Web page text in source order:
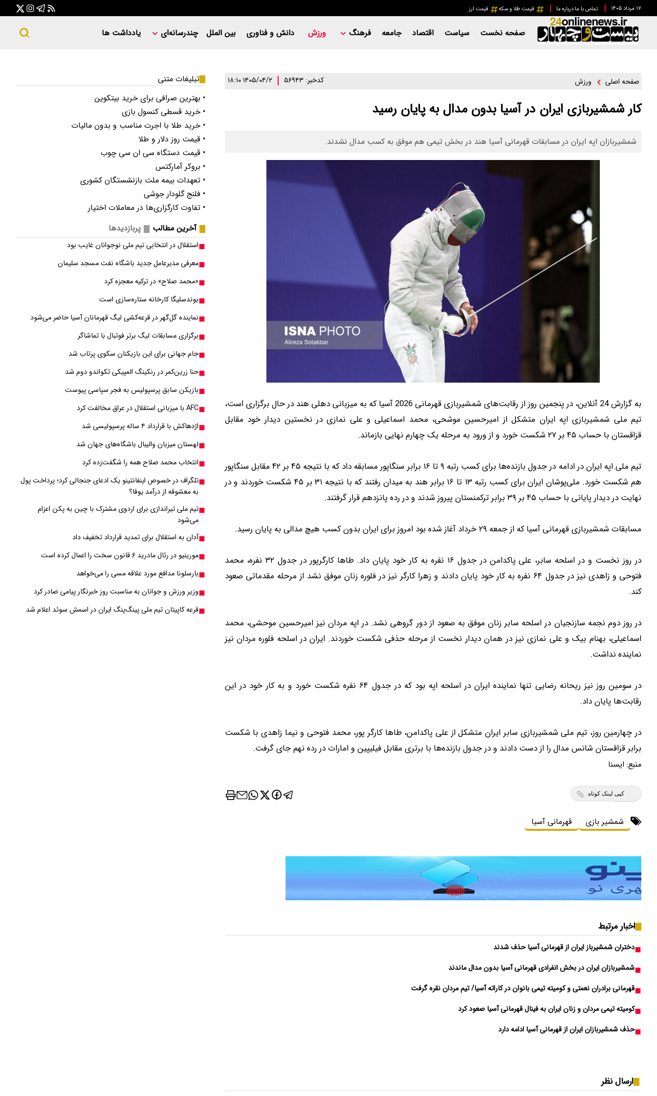
۱۷ مرداد ۱۴۰۵ تماس با ما درباره ما قیمت طلا و سکه قیمت ارز
صفحه نخست سیاست اقتصاد جامعه فرهنگ ورزش دانش و فناوری بین الملل چندرسانه‌ای یادداشت ها
صفحه اصلی ورزش کدخبر: ۵۶۹۴۳ ۱۴۰۵/۰۴/۲ ۱۸:۱۰
کار شمشیربازی ایران در آسیا بدون مدال به پایان رسید
شمشیربازان اپه ایران در مسابقات قهرمانی آسیا هند در بخش تیمی هم موفق به کسب مدال نشدند.
به گزارش 24 آنلاین، در پنجمین روز از رقابت‌های شمشیربازی قهرمانی 2026 آسیا که به میزبانی دهلی هند در حال برگزاری است،
تیم ملی شمشیربازی اپه ایران متشکل از امیرحسین موشحی، محمد اسماعیلی و علی نمازی در نخستین دیدار خود مقابل
قزاقستان با حساب ۴۵ بر ۲۷ شکست خورد و از ورود به مرحله یک چهارم نهایی بازماند.
تیم ملی اپه ایران در ادامه در جدول بازنده‌ها برای کسب رتبه ۹ تا ۱۶ برابر سنگاپور مسابقه داد که با نتیجه ۴۵ بر ۴۲ مقابل سنگاپور
هم شکست خورد. ملی‌پوشان ایران برای کسب رتبه ۱۳ تا ۱۶ برابر هند به میدان رفتند که با نتیجه ۳۱ بر ۴۵ شکست خوردند و در
نهایت در دیدار پایانی با حساب ۴۵ بر ۳۹ برابر ترکمنستان پیروز شدند و در رده پانزدهم قرار گرفتند.
مسابقات شمشیربازی قهرمانی آسیا که از جمعه ۲۹ خرداد آغاز شده بود امروز برای ایران بدون کسب هیچ مدالی به پایان رسید.
در روز نخست و در اسلحه سابر، علی پاکدامن در جدول ۱۶ نفره به کار خود پایان داد. طاها کارگرپور در جدول ۳۲ نفره، محمد
فتوحی و زاهدی نیز در جدول ۶۴ نفره به کار خود پایان دادند و زهرا کارگر نیز در فلوره زنان موفق نشد از مرحله مقدماتی صعود
کند.
در روز دوم نجمه سازنجیان در اسلحه سابر زنان موفق به صعود از دور گروهی نشد. در اپه مردان نیز امیرحسین موحشی، محمد
اسماعیلی، بهنام بیک و علی نمازی نیز در همان دیدار نخست از مرحله حذفی شکست خوردند. ایران در اسلحه فلوره مردان نیز
نماینده نداشت.
در سومین روز نیز ریحانه رضایی تنها نماینده ایران در اسلحه اپه بود که در جدول ۶۴ نفره شکست خورد و به کار خود در این
رقابت‌ها پایان داد.
در چهارمین روز، تیم ملی شمشیربازی سابر ایران متشکل از علی پاکدامن، طاها کارگر پور، محمد فتوحی و نیما زاهدی با شکست
برابر قزاقستان شانس مدال را از دست دادند و در جدول بازنده‌ها با برتری مقابل فیلیپین و امارات در رده نهم جای گرفت.
منبع: ايسنا
کپی لینک کوتاه
شمشیر بازی قهرمانی آسیا
اخبار مرتبط
دختران شمشیرباز ایران از قهرمانی آسیا حذف شدند
شمشیربازان ایران در بخش انفرادی قهرمانی آسیا بدون مدال ماندند
قهرمانی برادران نعمتی و کومیته تیمی بانوان در کاراته آسیا/ تیم مردان نقره گرفت
کومیته تیمی مردان و زنان ایران به فینال قهرمانی آسیا صعود کرد
حذف شمشیربازان ایران از قهرمانی آسیا ادامه دارد
ارسال نظر
تبلیغات متنی
• بهترین صرافی برای خرید بیتکوین
• خرید قسطی کنسول بازی
• خرید طلا با اجرت مناسب و بدون مالیات
• قیمت روز دلار و طلا
• قیمت دستگاه سی ان سی چوب
• بروکر آمارکتس
• تعهدات بیمه ملت بازنشستگان کشوری
• فلنج گلودار جوشی
• تفاوت کارگزاری‌ها در معاملات اختیار
آخرین مطالب
پربازدیدها
استقلال در انتخابی تیم ملی نوجوانان غایب بود
معرفی مدیرعامل جدید باشگاه نفت مسجد سلیمان
«محمد صلاح» در ترکیه معجزه کرد
بوندسلیگا کارخانه ستاره‌سازی است
نماینده گل‌گهر در قرعه‌کشی لیگ قهرمانان آسیا حاضر می‌شود
برگزاری مسابقات لیگ برتر فوتبال با تماشاگر
جام جهانی برای این بازیکنان سکوی پرتاب شد
حنا زرین‌کمر در رنکینگ المپیکی تکواندو دوم شد
بازیکن سابق پرسپولیس به فجر سپاسی پیوست
AFC با میزبانی استقلال در عراق مخالفت کرد
اژدهاکش با قرارداد ۴ ساله پرسپولیسی شد
لهستان میزبان والیبال باشگاه‌های جهان شد
انتخاب محمد صلاح همه را شگفت‌زده کرد
تلگراف در خصوص اینفانتینو یک ادعای جنجالی کرد؛ پرداخت پول
به معشوقه از درآمد یوفا؟
تیم ملی تیراندازی برای اردوی مشترک با چین به پکن اعزام
می‌شود
آدان به استقلال برای تمدید قرارداد تخفیف داد
مورینیو در رئال مادرید ۶ قانون سخت را اعمال کرده است
بارسلونا مدافع مورد علاقه مسی را می‌خواهد
وزیر ورزش و جوانان به مناسبت روز خبرنگار پیامی صادر کرد
قرعه کاپیتان تیم ملی پینگ‌پنگ ایران در اسمش سوئد اعلام شد